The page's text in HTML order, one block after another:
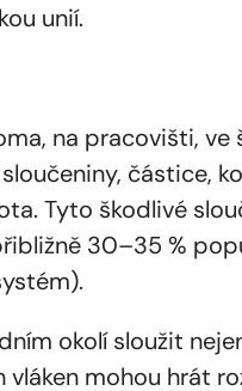
unií.
na pracovišti, ve
částice,
Tyto škodlivé
30–35 %
okolí sloužit
mohou hrát